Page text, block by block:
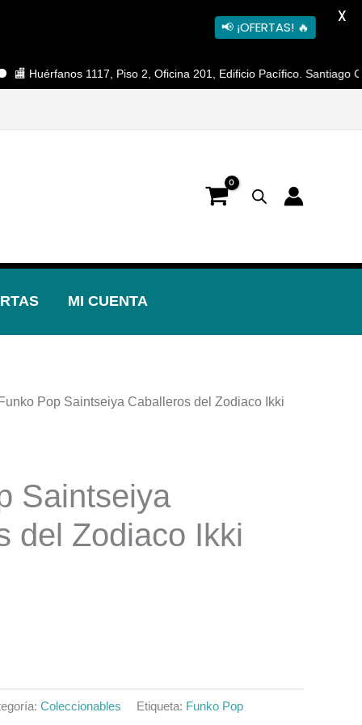
1117, Piso 2, Oficina 201, Edificio Pacífico. Santiago Centro
MI CUENTA
Pop Saintseiya Caballeros del Zodiaco Ikki
Saintseiya
del Zodiaco Ikki
Coleccionables Etiqueta: Funko Pop
📢 ¡OFERTAS! 🔥
X